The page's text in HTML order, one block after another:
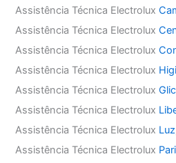
Assistência Técnica Electrolux
Assistência Técnica Electrolux
Assistência Técnica Electrolux
Assistência Técnica Electrolux
Assistência Técnica Electrolux
Assistência Técnica Electrolux
Assistência Técnica Electrolux Luz
Assistência Técnica Electrolux Pari